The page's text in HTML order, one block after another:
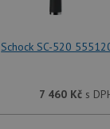
Schock SC-520
7 460 Kčs